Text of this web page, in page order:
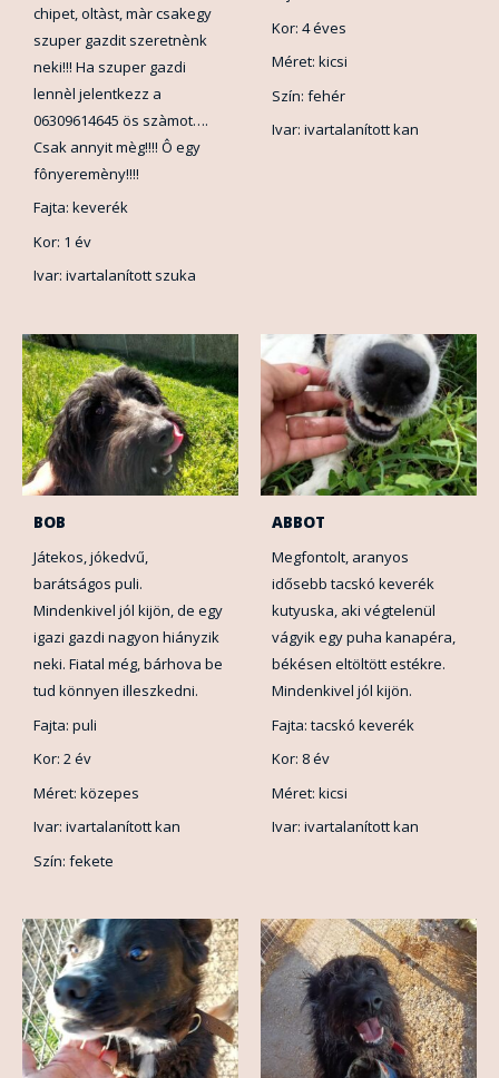
chipet, oltàst, màr csakegy
szuper gazdit szeretnènk
neki!!! Ha szuper gazdi
lennèl jelentkezz a
06309614645 ös szàmot….
Csak annyit mèg!!!! Ô egy
fônyeremèny!!!!
Fajta: keverék
Kor: 1 év
Ivar: ivartalanított szuka
Kor: 4 éves
Méret: kicsi
Szín: fehér
Ivar: ivartalanított kan
BOB
Játekos, jókedvű,
barátságos puli.
Mindenkivel jól kijön, de egy
igazi gazdi nagyon hiányzik
neki. Fiatal még, bárhova be
tud könnyen illeszkedni.
Fajta: puli
Kor: 2 év
Méret: közepes
Ivar: ivartalanított kan
Szín: fekete
ABBOT
Megfontolt, aranyos
idősebb tacskó keverék
kutyuska, aki végtelenül
vágyik egy puha kanapéra,
békésen eltöltött estékre.
Mindenkivel jól kijön.
Fajta: tacskó keverék
Kor: 8 év
Méret: kicsi
Ivar: ivartalanított kan